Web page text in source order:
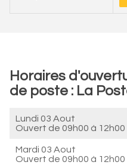
Horaires
de poste : La
Lundi 03 Aout
Ouvert de 09h00 à 12h00
Mardi 03 Aout
Ouvert de 09h00 à 12h00